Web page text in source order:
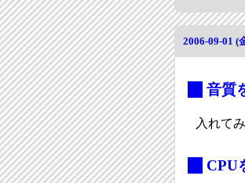
2006-09-01 (
音質
入れてみ
CPU